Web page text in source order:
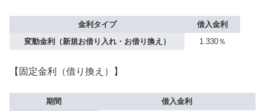
金利タイプ
借入金利
変動金利（新規お借り入れ・お借り換え）
1.330％
【固定金利（借り換え）】
期間
借入金利